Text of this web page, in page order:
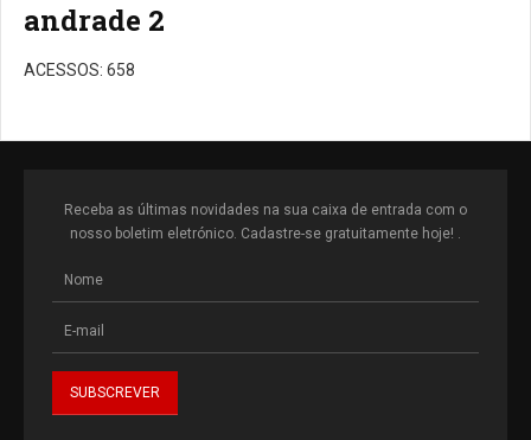
andrade 2
ACESSOS: 658
Receba as últimas novidades na sua caixa de entrada com o
nosso boletim eletrónico. Cadastre-se gratuitamente hoje! .